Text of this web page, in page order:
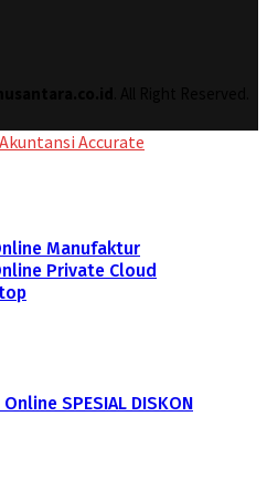
Manufaktur
Private Cloud
SPESIAL DISKON